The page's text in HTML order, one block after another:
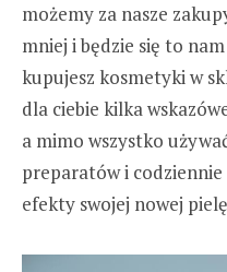
możemy za nasze
mniej i będzie się to
kupujesz kosmetyki w
dla ciebie kilka
a mimo wszystko
preparatów i
efekty swojej nowej